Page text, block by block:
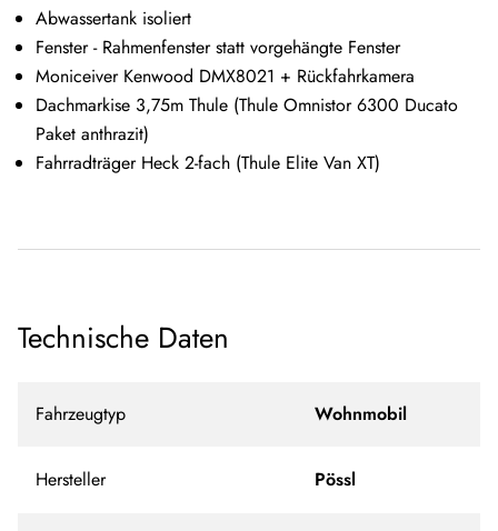
Abwassertank isoliert
Fenster - Rahmenfenster statt vorgehängte Fenster
Moniceiver Kenwood DMX8021 + Rückfahrkamera
Dachmarkise 3,75m Thule (Thule Omnistor 6300 Ducato
Paket anthrazit)
Fahrradträger Heck 2-fach (Thule Elite Van XT)
Technische Daten
Fahrzeugtyp Wohnmobil
Hersteller Pössl